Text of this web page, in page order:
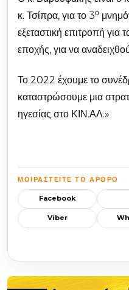
κ. Τσίπρα, για το 3ο
εξεταστική επιτροπή για
εποχής, για να
Το 2022 έχουμε το
καταστρώσουμε μια
ηγεσίας στο ΚΙΝ.ΑΛ.»
ΜΟΙΡΑΣΤΕΊΤΕ ΤΟ ΆΡΘΡΟ
Facebook
Viber